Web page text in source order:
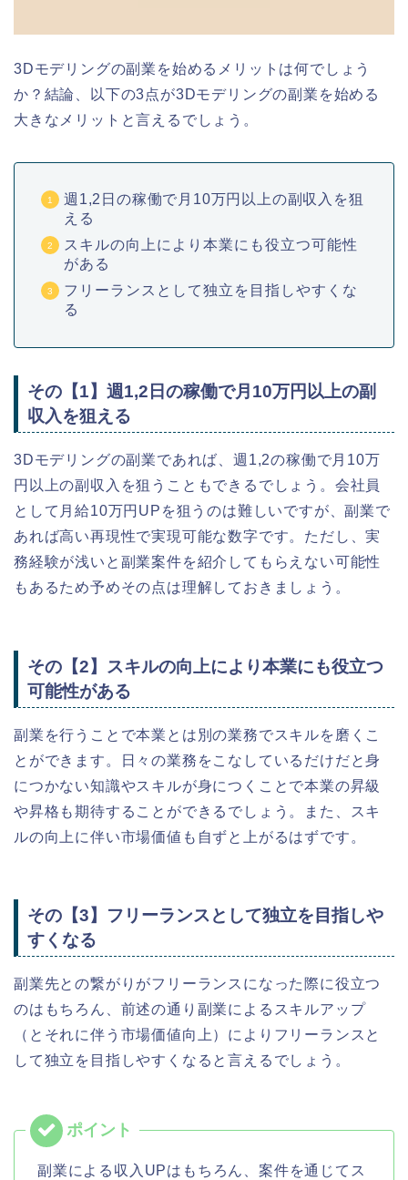
3Dモデリングの副業を始めるメリットは何でしょう
か？結論、以下の3点が3Dモデリングの副業を始める
大きなメリットと言えるでしょう。
週1,2日の稼働で月10万円以上の副収入を狙
える
スキルの向上により本業にも役立つ可能性
がある
フリーランスとして独立を目指しやすくな
る
その【1】週1,2日の稼働で月10万円以上の副
収入を狙える
3Dモデリングの副業であれば、週1,2の稼働で月10万
円以上の副収入を狙うこともできるでしょう。会社員
として月給10万円UPを狙うのは難しいですが、副業で
あれば高い再現性で実現可能な数字です。ただし、実
務経験が浅いと副業案件を紹介してもらえない可能性
もあるため予めその点は理解しておきましょう。
その【2】スキルの向上により本業にも役立つ
可能性がある
副業を行うことで本業とは別の業務でスキルを磨くこ
とができます。日々の業務をこなしているだけだと身
につかない知識やスキルが身につくことで本業の昇級
や昇格も期待することができるでしょう。また、スキ
ルの向上に伴い市場価値も自ずと上がるはずです。
その【3】フリーランスとして独立を目指しや
すくなる
副業先との繋がりがフリーランスになった際に役立つ
のはもちろん、前述の通り副業によるスキルアップ
（とそれに伴う市場価値向上）によりフリーランスと
して独立を目指しやすくなると言えるでしょう。
副業による収入UPはもちろん、案件を通じてス